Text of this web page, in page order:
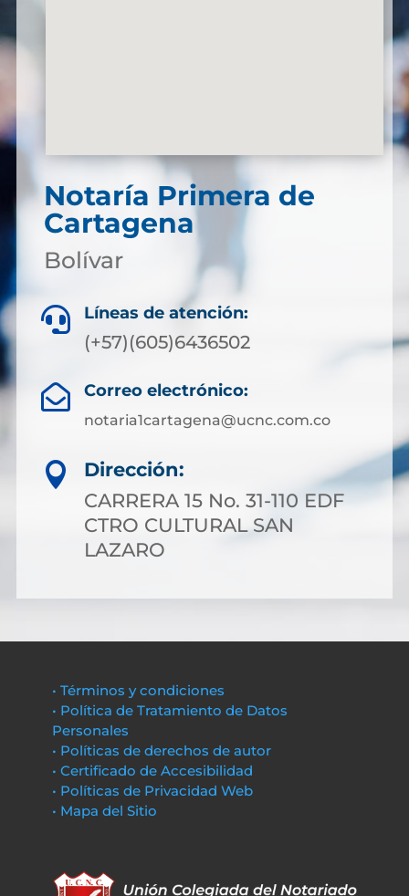
Notaría Primera de
Cartagena
Bolívar
 Líneas de atención:
(+57)(605)6436502
 Correo electrónico:
notaria1cartagena@ucnc.com.co

Dirección:
CARRERA 15 No. 31-110 EDF
CTRO CULTURAL SAN
LAZARO
• Términos y condiciones
• Política de Tratamiento de Datos
Personales
• Políticas de derechos de autor
• Certificado de Accesibilidad
• Políticas de Privacidad Web
• Mapa del Sitio